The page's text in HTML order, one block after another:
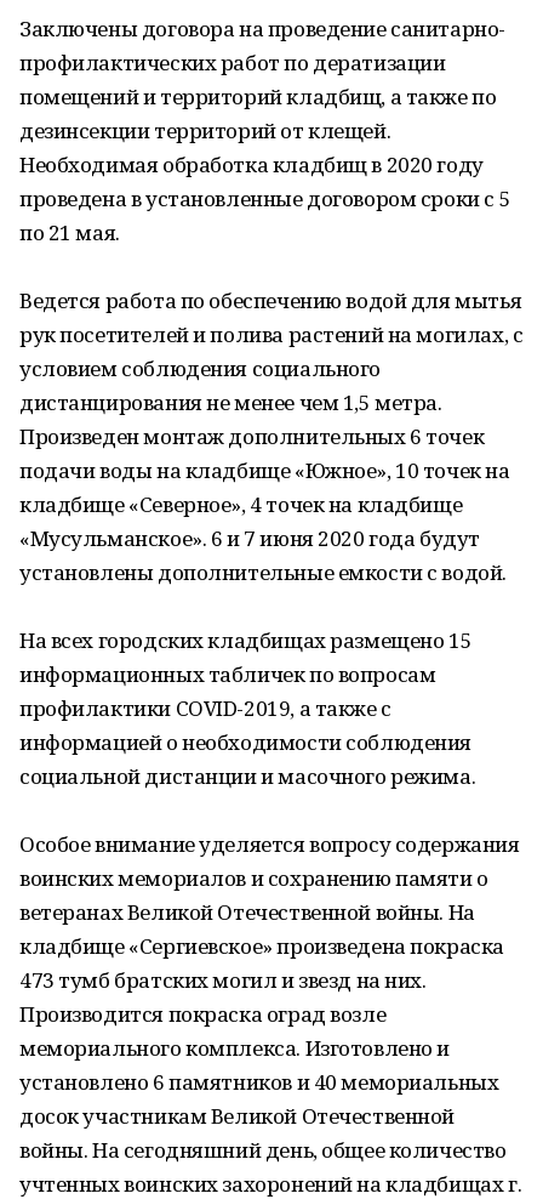
Заключены договора на проведение санитарно-
профилактических работ по дератизации
помещений и территорий кладбищ, а также по
дезинсекции территорий от клещей.
Необходимая обработка кладбищ в 2020 году
проведена в установленные договором сроки с 5
по 21 мая.
Ведется работа по обеспечению водой для мытья
рук посетителей и полива растений на могилах, с
условием соблюдения социального
дистанцирования не менее чем 1,5 метра.
Произведен монтаж дополнительных 6 точек
подачи воды на кладбище «Южное», 10 точек на
кладбище «Северное», 4 точек на кладбище
«Мусульманское». 6 и 7 июня 2020 года будут
установлены дополнительные емкости с водой.
На всех городских кладбищах размещено 15
информационных табличек по вопросам
профилактики COVID-2019, а также с
информацией о необходимости соблюдения
социальной дистанции и масочного режима.
Особое внимание уделяется вопросу содержания
воинских мемориалов и сохранению памяти о
ветеранах Великой Отечественной войны. На
кладбище «Сергиевское» произведена покраска
473 тумб братских могил и звезд на них.
Производится покраска оград возле
мемориального комплекса. Изготовлено и
установлено 6 памятников и 40 мемориальных
досок участникам Великой Отечественной
войны. На сегодняшний день, общее количество
учтенных воинских захоронений на кладбищах г.